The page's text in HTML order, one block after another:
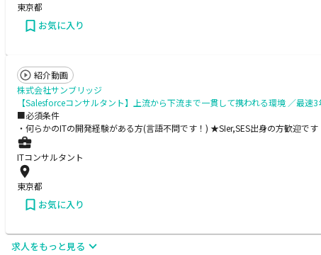
東京都
お気に入り
紹介動画
株式会社サンブリッジ
【Salesforceコンサルタント】上流から下流まで一貫して携われる環境 ／最
■必須条件
・何らかのITの開発経験がある方(言語不問です！) ★SIer,SES出身の方歓迎
ITコンサルタント
東京都
お気に入り
求人をもっと見る